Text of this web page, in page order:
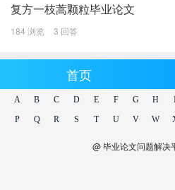
复方一枝蒿颗粒毕业论文
184 浏览 3 回答
首页
A B C D E F G H
P
Q R S T U V W
@ 毕业论文问题解决